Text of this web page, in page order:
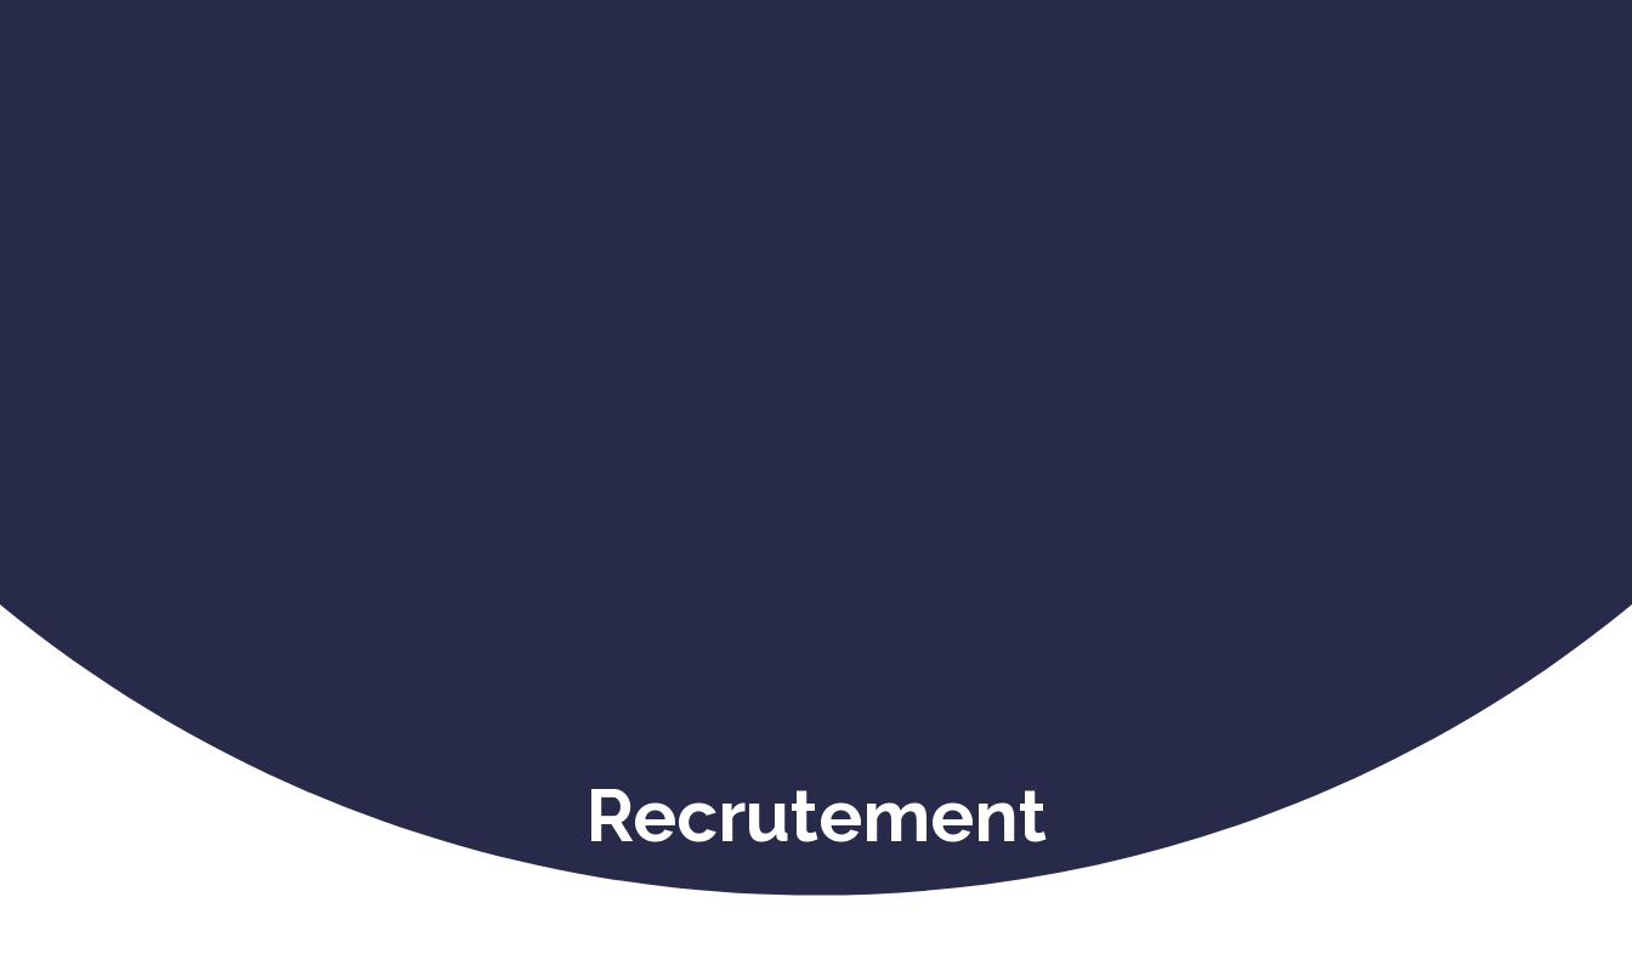
Recrutement